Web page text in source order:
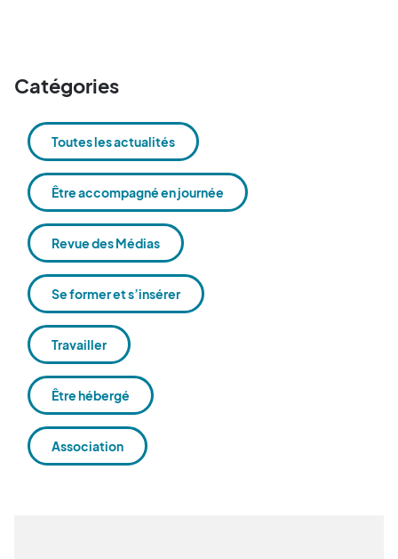
Catégories
Toutes les actualités
Être accompagné en journée
Revue des Médias
Se former et s’insérer
Travailler
Être hébergé
Association